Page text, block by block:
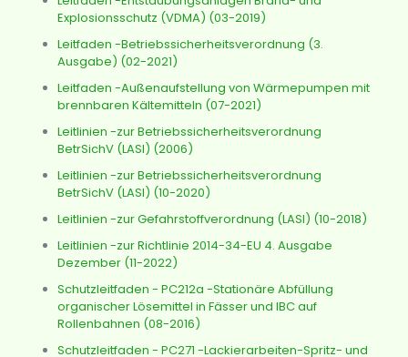
Explosionsschutz (VDMA) (03-2019)
Leitfaden -Betriebssicherheitsverordnung (3.
Ausgabe) (02-2021)
Leitfaden -Außenaufstellung von Wärmepumpen mit
brennbaren Kältemitteln (07-2021)
Leitlinien -zur Betriebssicherheitsverordnung
BetrSichV (LASI) (2006)
Leitlinien -zur Betriebssicherheitsverordnung
BetrSichV (LASI) (10-2020)
Leitlinien -zur Gefahrstoffverordnung (LASI) (10-2018)
Leitlinien -zur Richtlinie 2014-34-EU 4. Ausgabe
Dezember (11-2022)
Schutzleitfaden - PC212a -Stationäre Abfüllung
organischer Lösemittel in Fässer und IBC auf
Rollenbahnen (08-2016)
Schutzleitfaden - PC271 -Lackierarbeiten-Spritz- und